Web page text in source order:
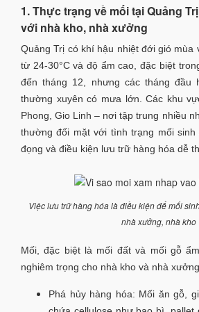
1. Thực trạng về mối tại Quảng
với nhà kho, nhà xưởng
Quảng Trị có khí hậu nhiệt đới gió mùa
từ 24-30°C và độ ẩm cao, đặc biệt
đến tháng 12, nhưng các tháng đầu
thường xuyên có mưa lớn. Các khu
Phong, Gio Linh – nơi tập trung nhiều
thường đối mặt với tình trạng mối
đọng và điều kiện lưu trữ hàng hóa dễ
Việc lưu trữ hàng hóa là điều kiện để mối
nhà xưởng, nhà kho
Mối, đặc biệt là mối đất và mối gỗ
nghiêm trọng cho nhà kho và nhà
Phá hủy hàng hóa: Mối ăn gỗ,